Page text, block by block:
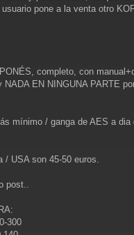
pone a la venta otro
completo, con
NADA EN NINGUNA PARTE
mínimo / ganga de AES a dia
/ USA son 45-50 euros.
post..
300